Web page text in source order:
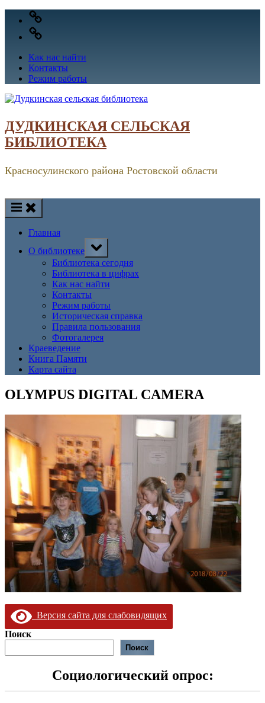
content
VK
OK
Как нас найти
Контакты
Режим работы
ДУДКИНСКАЯ СЕЛЬСКАЯ
БИБЛИОТЕКА
Красносулинского района Ростовской области
Главная
О библиотеке
Toggle
sub-
menu
Библиотека сегодня
Библиотека в цифрах
Как нас найти
Контакты
Режим работы
Историческая справка
Правила пользования
Фотогалерея
Краеведение
Книга Памяти
Карта сайта
OLYMPUS DIGITAL CAMERA
Версия сайта для слабовидящих
Поиск
Поиск
Социологический опрос: